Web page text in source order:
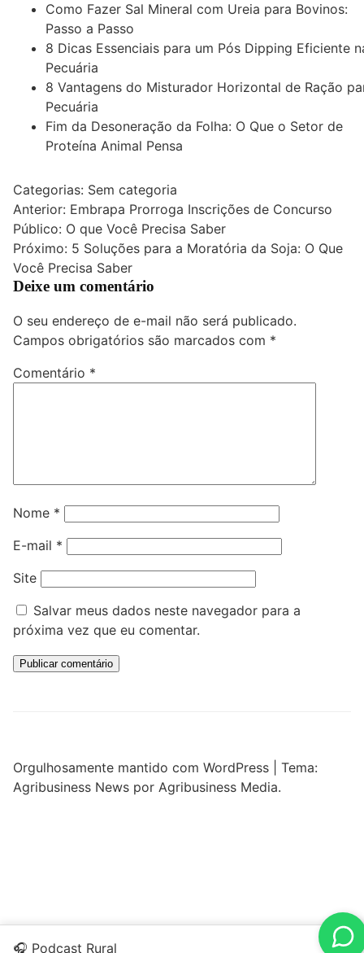
Como Fazer Sal Mineral com Ureia para Bovinos:
Passo a Passo
8 Dicas Essenciais para um Pós Dipping Eficiente
Pecuária
8 Vantagens do Misturador Horizontal de Ração
Pecuária
Fim da Desoneração da Folha: O Que o Setor de
Proteína Animal Pensa
Categorias: Sem categoria
Navegação
de
Post
Anterior: Embrapa Prorroga Inscrições de Concurso
Público: O que Você Precisa Saber
Próximo: 5 Soluções para a Moratória da Soja: O Que
Você Precisa Saber
Deixe um comentário
O seu endereço de e-mail não será publicado.
Campos obrigatórios são marcados com *
Comentário *
Nome *
E-mail *
Site
Salvar meus dados neste navegador para a
próxima vez que eu comentar.
Orgulhosamente mantido com WordPress
Tema:
Agribusiness News por Agribusiness Media.
🎧 Podcast Rural